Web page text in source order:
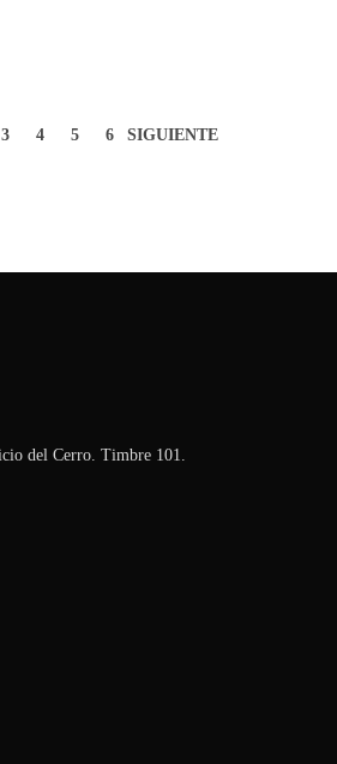
3 4 5 6 SIGUIENTE
del Cerro. Timbre 101.